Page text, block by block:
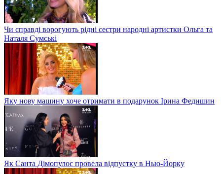
Чи справді ворогують рідні сестри народні артистки Ольга та
Наталя Сумські
Яку нову машину хоче отримати в подарунок Ірина Федишин
Як Санта Дімопулос провела відпустку в Нью-Йорку